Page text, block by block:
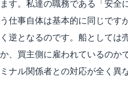
ます。私達の職務である「安全
う仕事自体は基本的に同じです
く逆となるのです。船としては
か、買主側に雇われているのか
ミナル関係者との対応が全く異